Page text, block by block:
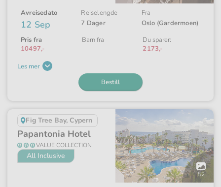
Avreisedato
12 Sep
Reiselengde
7 Dager
Fra
Oslo (Gardermoen)
Pris fra
10497,-
Barn fra
Du sparer:
2173,-
Les mer
Bestill
Fig Tree Bay, Cypern
Papantonia Hotel
VALUE COLLECTION
All Inclusive
Åpne
galleriet
52